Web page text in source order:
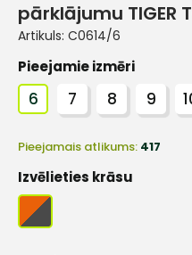
pārklājumu TIGER
Artikuls: C0614/6
Pieejamie izmēri
6 7 8 9
Pieejamais atlikums: 417
Izvēlieties krāsu